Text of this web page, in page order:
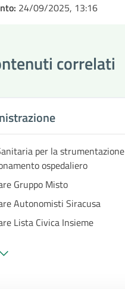
24/09/2025, 13:16
correlati
per la strumentazione
ospedaliero
Gruppo Misto
Autonomisti Siracusa
Lista Civica Insieme